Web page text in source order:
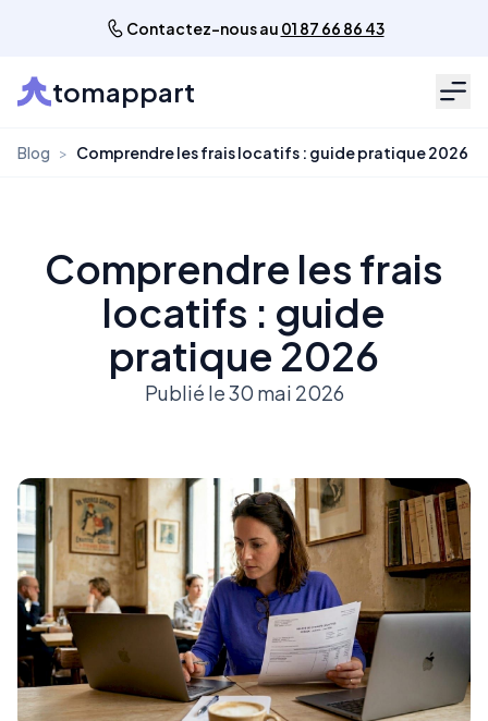
Contactez-nous au 01 87 66 86 43
tomappart
Blog > Comprendre les frais locatifs : guide pratique 2026
Comprendre les frais
locatifs : guide
pratique 2026
Publié le 30 mai 2026